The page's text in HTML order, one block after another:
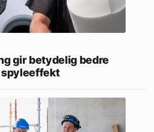
gir betydelig bedre